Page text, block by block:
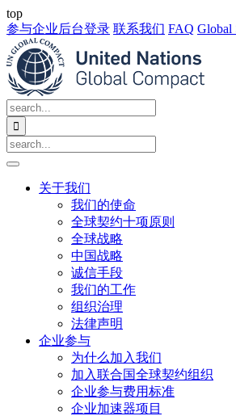
top
参与企业后台登录 联系我们 FAQ Global

关于我们
我们的使命
全球契约十项原则
全球战略
中国战略
诚信手段
我们的工作
组织治理
法律声明
企业参与
为什么加入我们
加入联合国全球契约组织
企业参与费用标准
企业加速器项目